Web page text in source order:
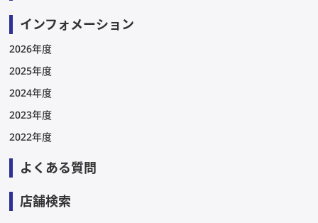
インフォメーション
2026年度
2025年度
2024年度
2023年度
2022年度
よくある質問
店舗検索